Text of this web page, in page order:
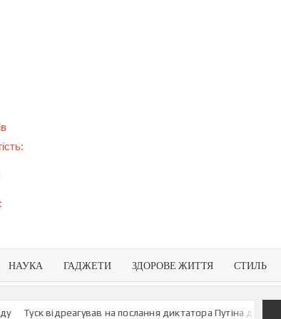
НАУКА ГАДЖЕТИ ЗДОРОВЕ ЖИТТЯ СТИЛЬ
Туск відреагував на послання диктатора Путіна до росіян